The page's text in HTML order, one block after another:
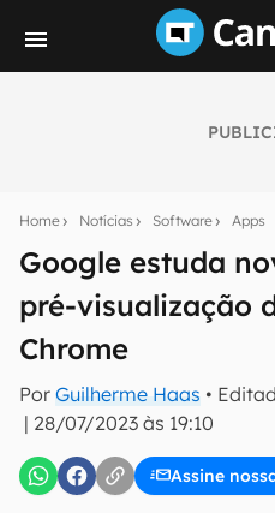
Home Notícias Software Apps
Google estuda
pré-visualização
Chrome
Por Guilherme Haas •
| 28/07/2023 às 19:10
Assine
notícias e reviews sobre
E-mail
Confirmo que li, aceito e
Uso e Política de